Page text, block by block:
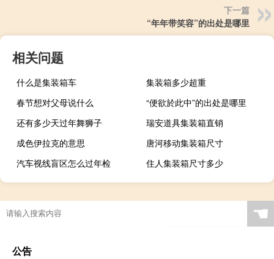
下一篇
“年年带笑容”的出处是哪里
相关问题
什么是集装箱车
集装箱多少超重
春节想对父母说什么
“便欲於此中”的出处是哪里
还有多少天过年舞狮子
瑞安道具集装箱直销
成色伊拉克的意思
唐河移动集装箱尺寸
汽车视线盲区怎么过年检
住人集装箱尺寸多少
☚
公告